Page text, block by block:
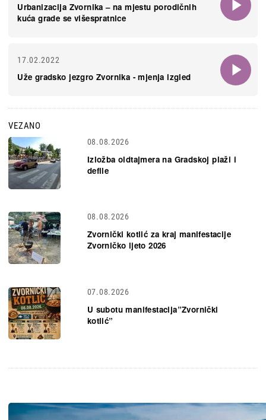
Urbanizacija Zvornika – na mjestu porodičnih
kuća grade se višespratnice
17.02.2022
Uže gradsko jezgro Zvornika - mjenja izgled
VEZANO
08.08.2026
Izložba oldtajmera na Gradskoj plaži i
defile
08.08.2026
Zvornički kotlić za kraj manifestacije
Zvorničko ljeto 2026
07.08.2026
U subotu manifestacija”Zvornički
kotlić”
Slika